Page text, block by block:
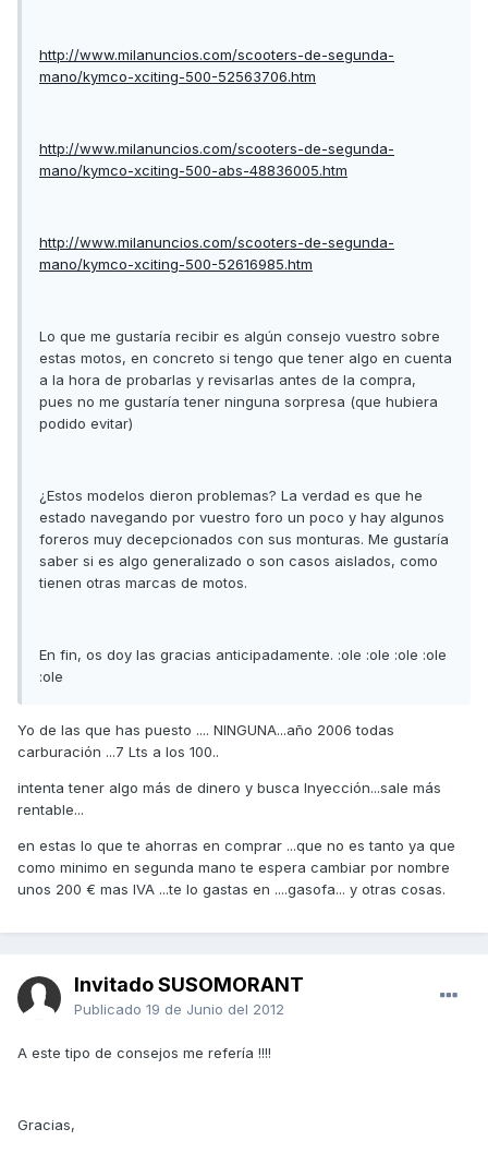
http://www.milanuncios.com/scooters-de-segunda-
mano/kymco-xciting-500-52563706.htm
http://www.milanuncios.com/scooters-de-segunda-
mano/kymco-xciting-500-abs-48836005.htm
http://www.milanuncios.com/scooters-de-segunda-
mano/kymco-xciting-500-52616985.htm
Lo que me gustaría recibir es algún consejo vuestro sobre
estas motos, en concreto si tengo que tener algo en cuenta
a la hora de probarlas y revisarlas antes de la compra,
pues no me gustaría tener ninguna sorpresa (que hubiera
podido evitar)
¿Estos modelos dieron problemas? La verdad es que he
estado navegando por vuestro foro un poco y hay algunos
foreros muy decepcionados con sus monturas. Me gustaría
saber si es algo generalizado o son casos aislados, como
tienen otras marcas de motos.
En fin, os doy las gracias anticipadamente. :ole :ole :ole :ole
:ole
Yo de las que has puesto .... NINGUNA...año 2006 todas
carburación ...7 Lts a los 100..
intenta tener algo más de dinero y busca Inyección...sale más
rentable...
en estas lo que te ahorras en comprar ...que no es tanto ya que
como minimo en segunda mano te espera cambiar por nombre
unos 200 € mas IVA ...te lo gastas en ....gasofa... y otras cosas.
Invitado SUSOMORANT
Publicado 19 de Junio del 2012
A este tipo de consejos me refería !!!!
Gracias,